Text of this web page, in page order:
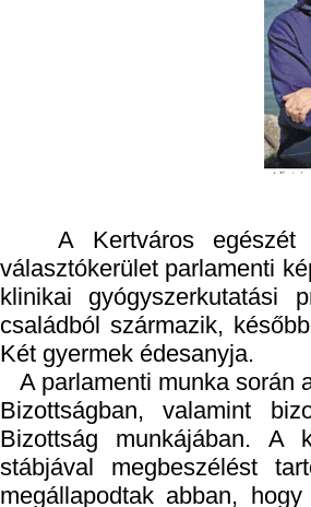
A Kertváros egészét
választókerület parlamenti
klinikai gyógyszerkutatási
családból származik,
Két gyermek édesanyja.
A parlamenti munka során
Bizottságban, valamint
Bizottság munkájában. A
stábjával megbeszélést
megállapodtak abban,